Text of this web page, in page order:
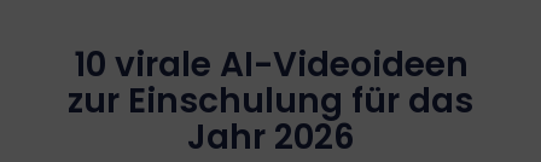
10 virale AI-Videoideen
zur Einschulung für das
Jahr 2026